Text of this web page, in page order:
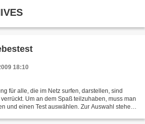
18:10
für alle, die im Netz surfen, darstellen, sind
Um an dem Spaß teilzuhaben, muss man
und einen Test auswählen. Zur Auswahl stehen